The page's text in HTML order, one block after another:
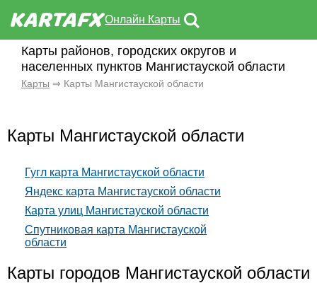
Онлайн Карты
Карты районов, городских округов и
населенных пунктов Мангистауской области
Карты ⇒ Карты Мангистауской области
Карты Мангистауской области
Гугл карта Мангистауской области
Яндекс карта Мангистауской области
Карта улиц Мангистауской области
Спутниковая карта Мангистауской
области
Карты городов Мангистауской области